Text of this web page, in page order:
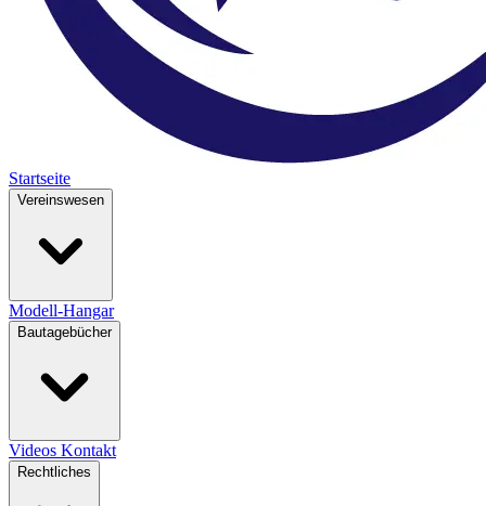
Startseite
Vereinswesen
Modell-Hangar
Bautagebücher
Videos Kontakt
Rechtliches